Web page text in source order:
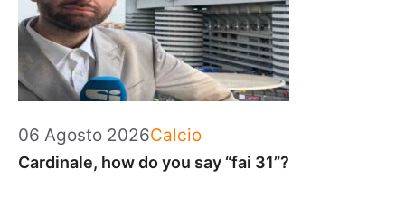
06 Agosto 2026Categorie
Calcio
Cardinale, how do you say “fai 31”?